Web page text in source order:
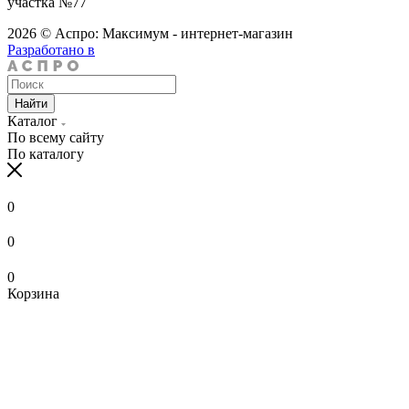
2026 © Аспро: Максимум - интернет-магазин
Разработано в
Найти
Каталог
По всему сайту
По каталогу
0
0
0
Корзина